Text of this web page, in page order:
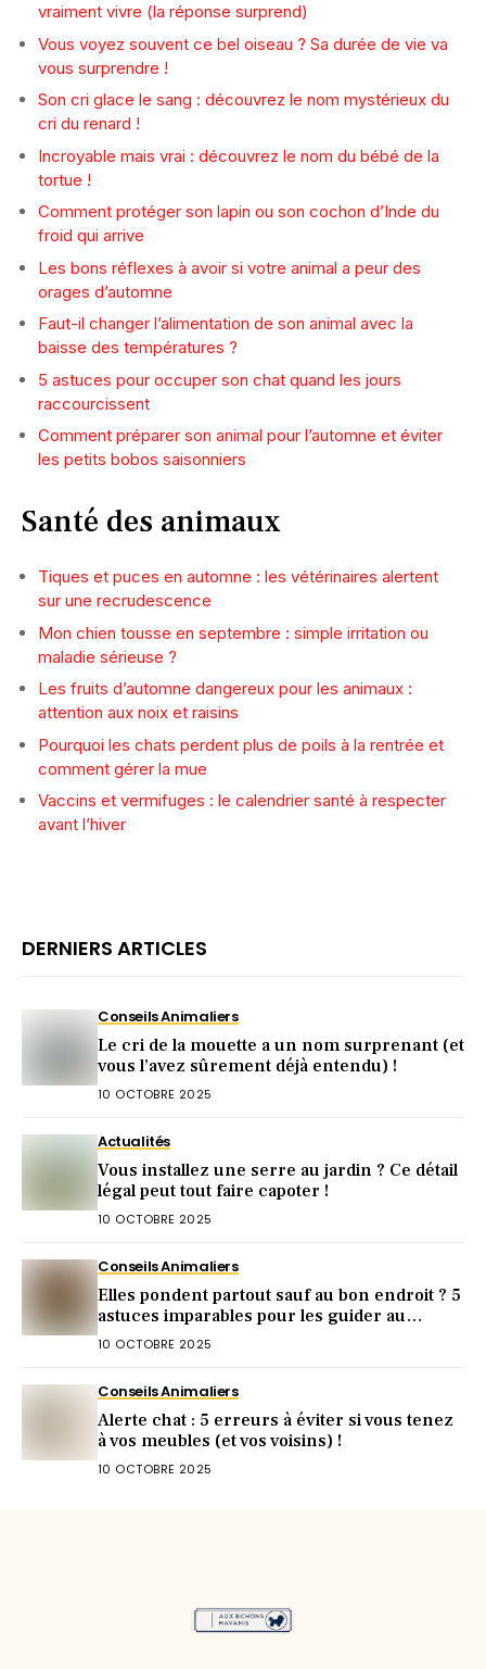
vraiment vivre (la réponse surprend)
Vous voyez souvent ce bel oiseau ? Sa durée de vie va
vous surprendre !
Son cri glace le sang : découvrez le nom mystérieux du
cri du renard !
Incroyable mais vrai : découvrez le nom du bébé de la
tortue !
Comment protéger son lapin ou son cochon d’Inde du
froid qui arrive
Les bons réflexes à avoir si votre animal a peur des
orages d’automne
Faut-il changer l’alimentation de son animal avec la
baisse des températures ?
5 astuces pour occuper son chat quand les jours
raccourcissent
Comment préparer son animal pour l’automne et éviter
les petits bobos saisonniers
Santé des animaux
Tiques et puces en automne : les vétérinaires alertent
sur une recrudescence
Mon chien tousse en septembre : simple irritation ou
maladie sérieuse ?
Les fruits d’automne dangereux pour les animaux :
attention aux noix et raisins
Pourquoi les chats perdent plus de poils à la rentrée et
comment gérer la mue
Vaccins et vermifuges : le calendrier santé à respecter
avant l’hiver
DERNIERS ARTICLES
Conseils Animaliers
Le cri de la mouette a un nom surprenant (et
vous l’avez sûrement déjà entendu) !
10 OCTOBRE 2025
Actualités
Vous installez une serre au jardin ? Ce détail
légal peut tout faire capoter !
10 OCTOBRE 2025
Conseils Animaliers
Elles pondent partout sauf au bon endroit ? 5
astuces imparables pour les guider au
pondoir
10 OCTOBRE 2025
Conseils Animaliers
Alerte chat : 5 erreurs à éviter si vous tenez
à vos meubles (et vos voisins) !
10 OCTOBRE 2025